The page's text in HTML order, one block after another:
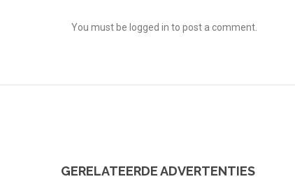
You must be logged in to post a comment.
GERELATEERDE ADVERTENTIES